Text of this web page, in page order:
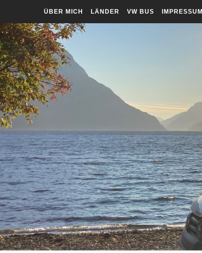
ÜBER MICH LÄNDER VW BUS IMPRESSUM